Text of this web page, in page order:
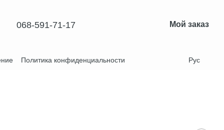
068-591-71-17 Мой заказ
Политика конфиденциальности
Рус